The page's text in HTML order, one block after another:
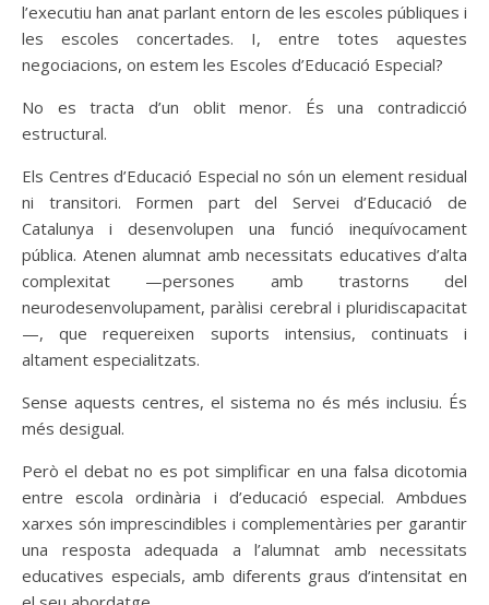
l’executiu han anat parlant entorn de les escoles públiques i
les escoles concertades. I, entre totes aquestes
negociacions, on estem les Escoles d’Educació Especial?
No es tracta d’un oblit menor. És una contradicció
estructural.
Els Centres d’Educació Especial no són un element residual
ni transitori. Formen part del Servei d’Educació de
Catalunya i desenvolupen una funció inequívocament
pública. Atenen alumnat amb necessitats educatives d’alta
complexitat —persones amb trastorns del
neurodesenvolupament, paràlisi cerebral i pluridiscapacitat
—, que requereixen suports intensius, continuats i
altament especialitzats.
Sense aquests centres, el sistema no és més inclusiu. És
més desigual.
Però el debat no es pot simplificar en una falsa dicotomia
entre escola ordinària i d’educació especial. Ambdues
xarxes són imprescindibles i complementàries per garantir
una resposta adequada a l’alumnat amb necessitats
educatives especials, amb diferents graus d’intensitat en